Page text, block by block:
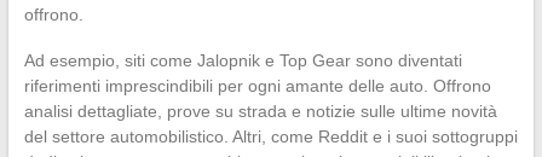
offrono.
Ad esempio, siti come Jalopnik e Top Gear sono diventati
riferimenti imprescindibili per ogni amante delle auto. Offrono
analisi dettagliate, prove su strada e notizie sulle ultime novità
del settore automobilistico. Altri, come Reddit e i suoi sottogruppi